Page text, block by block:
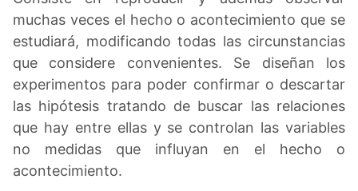
muchas veces el hecho o acontecimiento que se
estudiará, modificando todas las circunstancias
que considere convenientes. Se diseñan los
experimentos para poder confirmar o descartar
las hipótesis tratando de buscar las relaciones
que hay entre ellas y se controlan las variables
no medidas que influyan en el hecho o
acontecimiento.